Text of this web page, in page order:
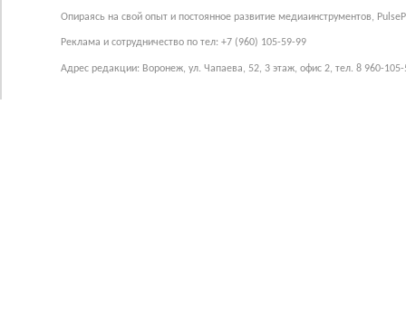
Опираясь на свой опыт и постоянное развитие медиаинструментов,
Реклама и сотрудничество по тел: +7 (960) 105-59-99
Адрес редакции: Воронеж, ул. Чапаева, 52, 3 этаж, офис 2, тел. 8 960-